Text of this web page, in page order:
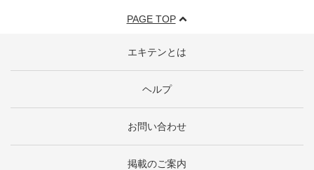
PAGE TOP
エキテンとは
ヘルプ
お問い合わせ
掲載のご案内